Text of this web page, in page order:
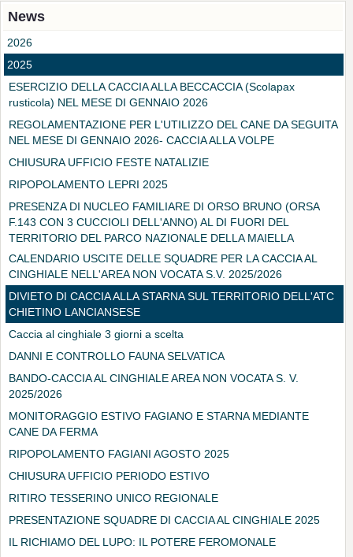
News
2026
2025
ESERCIZIO DELLA CACCIA ALLA BECCACCIA (Scolapax
rusticola) NEL MESE DI GENNAIO 2026
REGOLAMENTAZIONE PER L'UTILIZZO DEL CANE DA SEGUITA
NEL MESE DI GENNAIO 2026- CACCIA ALLA VOLPE
CHIUSURA UFFICIO FESTE NATALIZIE
RIPOPOLAMENTO LEPRI 2025
PRESENZA DI NUCLEO FAMILIARE DI ORSO BRUNO (ORSA
F.143 CON 3 CUCCIOLI DELL'ANNO) AL DI FUORI DEL
TERRITORIO DEL PARCO NAZIONALE DELLA MAIELLA
CALENDARIO USCITE DELLE SQUADRE PER LA CACCIA AL
CINGHIALE NELL'AREA NON VOCATA S.V. 2025/2026
DIVIETO DI CACCIA ALLA STARNA SUL TERRITORIO DELL'ATC
CHIETINO LANCIANSESE
Caccia al cinghiale 3 giorni a scelta
DANNI E CONTROLLO FAUNA SELVATICA
BANDO-CACCIA AL CINGHIALE AREA NON VOCATA S. V.
2025/2026
MONITORAGGIO ESTIVO FAGIANO E STARNA MEDIANTE
CANE DA FERMA
RIPOPOLAMENTO FAGIANI AGOSTO 2025
CHIUSURA UFFICIO PERIODO ESTIVO
RITIRO TESSERINO UNICO REGIONALE
PRESENTAZIONE SQUADRE DI CACCIA AL CINGHIALE 2025
IL RICHIAMO DEL LUPO: IL POTERE FEROMONALE